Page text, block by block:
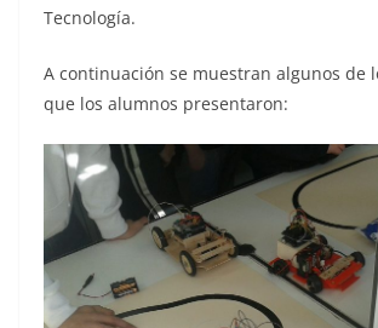
Tecnología.
A continuación se muestran algunos de
que los alumnos presentaron: